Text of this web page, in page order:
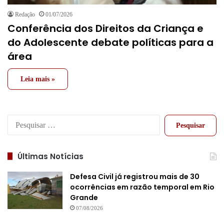
Redação 01/07/2026
Conferência dos Direitos da Criança e
do Adolescente debate políticas para a
área
Leia mais »
Pesquisar
Últimas Notícias
Defesa Civil já registrou mais de 30
ocorrências em razão temporal em Rio
Grande
07/08/2026